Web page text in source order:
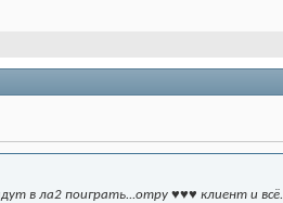
в ла2 поиграть...отру ♥♥♥ клиент и всё.